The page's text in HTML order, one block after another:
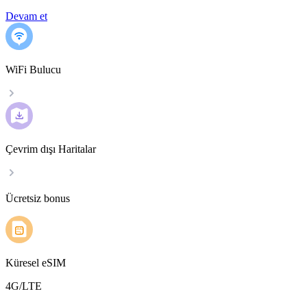
Devam et
WiFi Bulucu
Çevrim dışı Haritalar
Ücretsiz bonus
Küresel eSIM
4G/LTE